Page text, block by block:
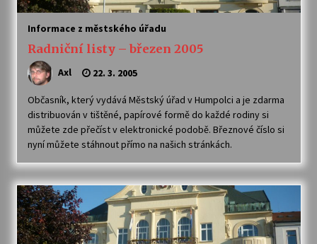
Vysočinka
17. 7. 2026
Ozvěny prázdnin
14. 7. 2026
Za kulturou kousek za Humpolec. V Želivě ožije
13. 7. 2026
Varhanní recitál Michala Novenka v Klášteře
Želiv
3. 7. 2026
Informace z městského úřadu
Radniční listy – březen 2005
Axl 22. 3. 2005
Občasník, který vydává Městský úřad v Humpolci a je zdarma
distribuován v tištěné, papírové formě do každé rodiny si
můžete zde přečíst v elektronické podobě. Březnové číslo si
nyní můžete stáhnout přímo na našich stránkách.